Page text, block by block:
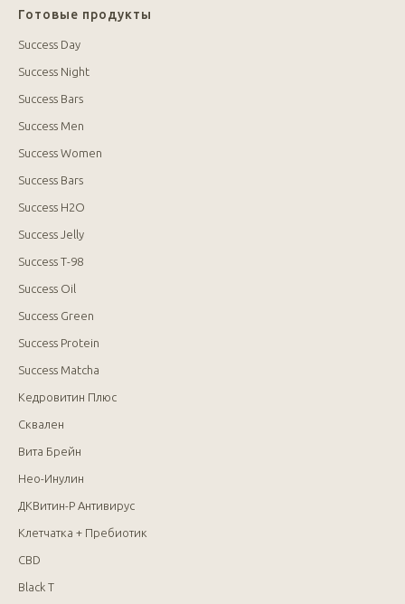
Готовые продукты
Success Day
Success Night
Success Bars
Success Men
Success Women
Success Bars
Success H2O
Success Jelly
Success T-98
Success Oil
Success Green
Success Protein
Success Matcha
Кедровитин Плюс
Сквален
Вита Брейн
Нео-Инулин
ДКВитин-Р Антивирус
Клетчатка + Пребиотик
CBD
Black T